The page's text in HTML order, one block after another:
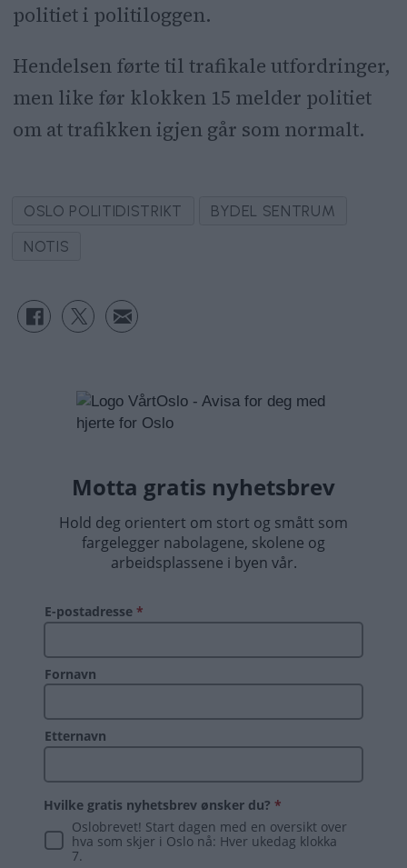
politiet i politiloggen.
Hendelsen førte til trafikale utfordringer,
men like før klokken 15 melder politiet
om at trafikken igjen går som normalt.
OSLO POLITIDISTRIKT
BYDEL SENTRUM
NOTIS